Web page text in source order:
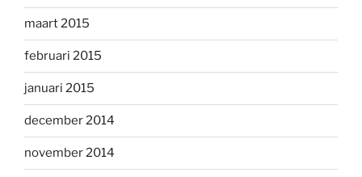
maart 2015
februari 2015
januari 2015
december 2014
november 2014